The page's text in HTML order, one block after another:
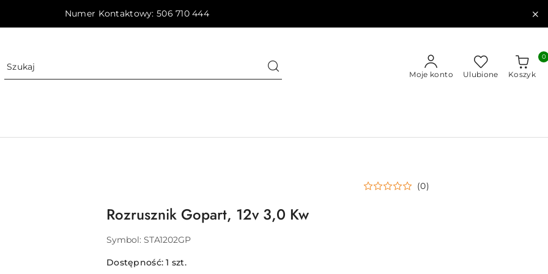
Numer Kontaktowy: 506 710 444
Moje konto Ulubione Koszyk
0
(0)
Rozrusznik Gopart, 12v 3,0 Kw
Symbol: STA1202GP
Dostępność:1 szt.